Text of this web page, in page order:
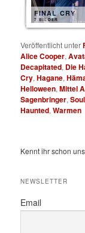
FINAL CRY
7 BILDER
Veröffentlicht unter
Alice Cooper,
Decapitated, Die
Cry,Hagane,
Helloween,Mittel
Sagenbringer,
Haunted,Warmen
Kennt ihr schon
NEWSLETTER
Email